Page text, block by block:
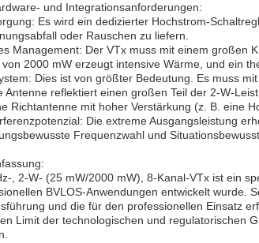
und Integrationsanforderungen:
Es wird ein dedizierter Hochstrom-
oder Rauschen zu liefern.
Management: Der VTx muss mit einem großen
2000 mW erzeugt intensive Wärme, und ein
Dies ist von größter Bedeutung. Es muss
Antenne reflektiert einen großen Teil der 2-W-
Richtantenne mit hoher Verstärkung (z. B. eine
Die extreme Ausgangsleistung
Frequenzwahl und
, 2-W- (25 mW/2000 mW), 8-Kanal-VTx ist ein
BVLOS-Anwendungen entwickelt wurde.
und die für den professionellen Einsatz
Limit der technologischen und regulatorischen